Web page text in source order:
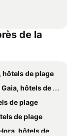
de la
de plage
hôtels de plage
de plage
de plage
hôtels de plage